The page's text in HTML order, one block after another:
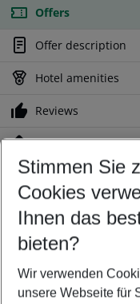
Offers
Offer description
Hotel amenities
Reviews
Location
Customize your offer
Find the perfect deal
Your departure
Any airport
Select your date
11/08/26–09/
Stimmen Sie
Cookies
Ihnen das
bieten?
Wir verwenden
unsere Webseite für